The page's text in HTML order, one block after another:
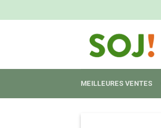
au
MEILLEURES VENTES